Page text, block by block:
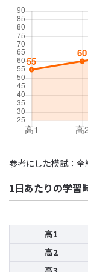
参考にした模試：全
1日あたりの学習
高1
高2